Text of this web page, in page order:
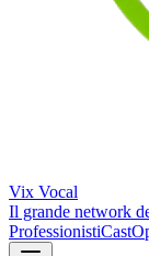
Vix Vocal
Il grande network
ProfessionistiCast